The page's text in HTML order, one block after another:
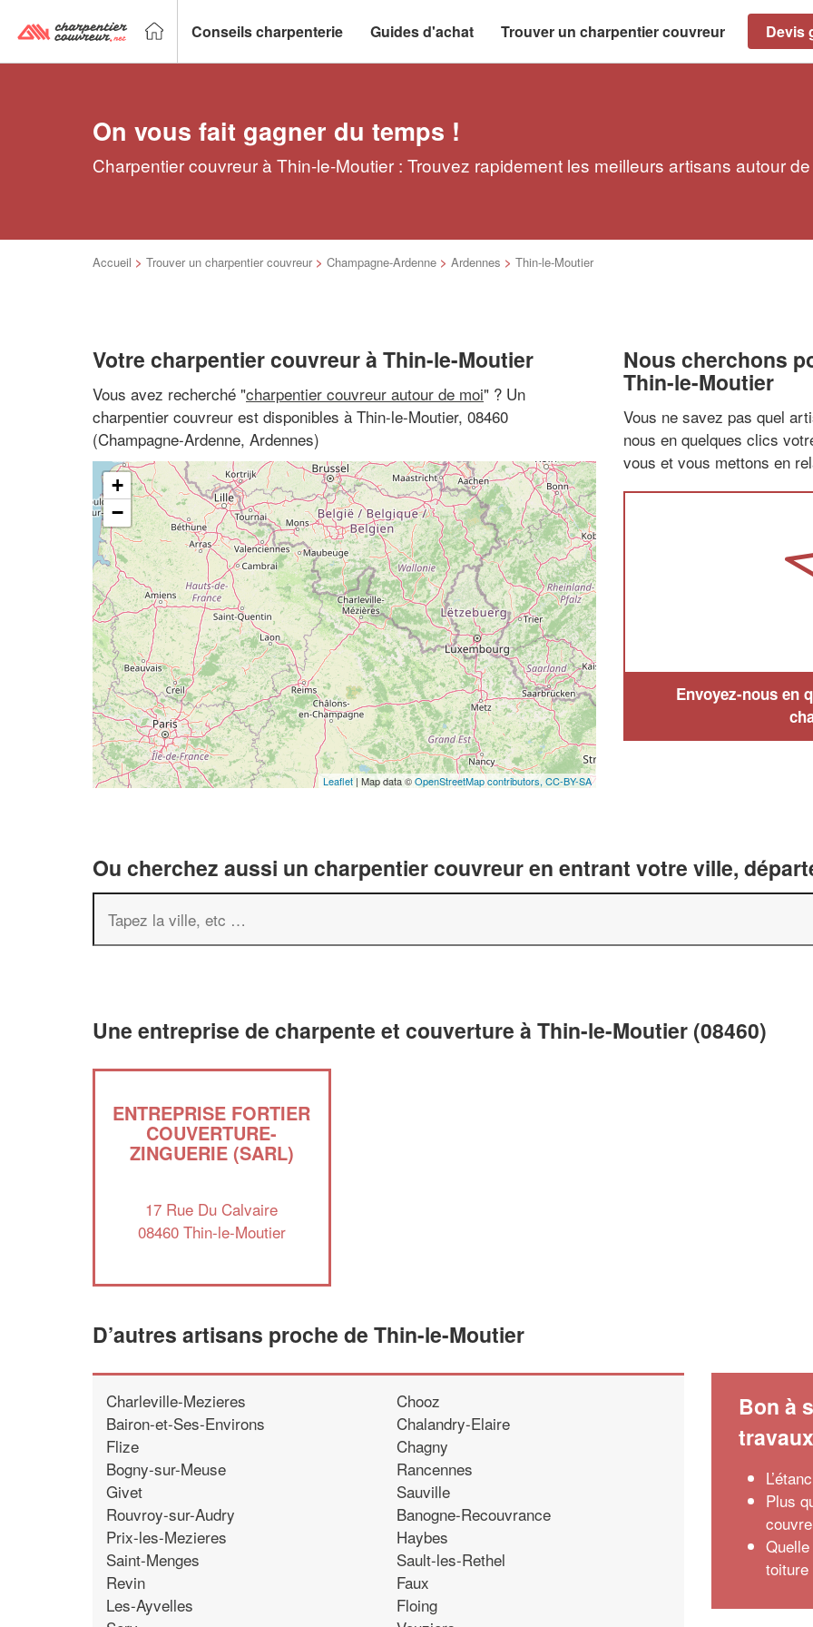
Conseils charpenterie Guides d'achat Trouver un charpentier couvreur Devis
On vous fait gagner du temps !
Charpentier couvreur à Thin-le-Moutier : Trouvez rapidement les meilleurs artisans autour
Accueil > Trouver un charpentier couvreur > Champagne-Ardenne > Ardennes > Thin-le-Moutier
Votre charpentier couvreur à Thin-le-Moutier
Vous avez recherché "charpentier couvreur autour de moi" ? Un
charpentier couvreur est disponibles à Thin-le-Moutier, 08460
(Champagne-Ardenne, Ardennes)
+
−
Leaflet | Map data ©OpenStreetMap contributors, CC-BY-SA
Nous cherchons
Thin-le-Moutier
Vous ne savez pas quel
nous en quelques clics
vous et vous mettons en
Envoyez-nous en
Ou cherchez aussi un charpentier couvreur en entrant votre ville,
Une entreprise de charpente et couverture à Thin-le-Moutier (08460)
ENTREPRISE FORTIER
COUVERTURE-
ZINGUERIE (SARL)
17 Rue Du Calvaire
08460 Thin-le-Moutier
D’autres artisans proche de Thin-le-Moutier
Charleville-Mezieres
Bairon-et-Ses-Environs
Flize
Bogny-sur-Meuse
Givet
Rouvroy-sur-Audry
Prix-les-Mezieres
Saint-Menges
Revin
Les-Ayvelles
Chooz
Chalandry-Elaire
Chagny
Rancennes
Sauville
Banogne-Recouvrance
Haybes
Sault-les-Rethel
Faux
Floing
Bon à
travaux
Plus
toiture